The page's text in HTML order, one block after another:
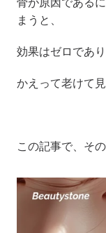
まうと、
効果はゼロであ
かえって老けて
この記事で、そ